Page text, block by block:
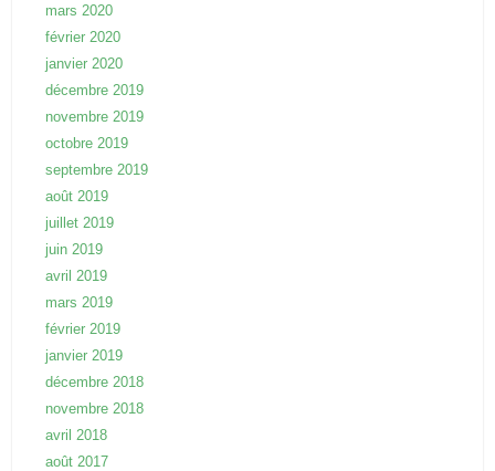
mars 2020
février 2020
janvier 2020
décembre 2019
novembre 2019
octobre 2019
septembre 2019
août 2019
juillet 2019
juin 2019
avril 2019
mars 2019
février 2019
janvier 2019
décembre 2018
novembre 2018
avril 2018
août 2017